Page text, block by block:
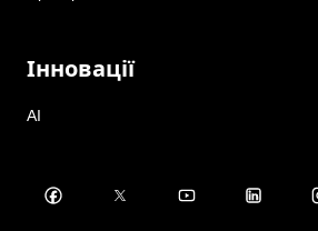
Інновації
AI